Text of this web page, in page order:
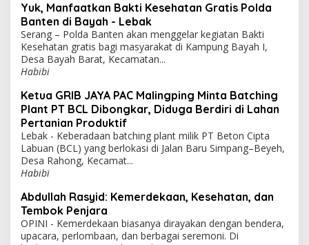
Yuk, Manfaatkan Bakti Kesehatan Gratis Polda
Banten di Bayah - Lebak
Serang – Polda Banten akan menggelar kegiatan Bakti
Kesehatan gratis bagi masyarakat di Kampung Bayah I,
Desa Bayah Barat, Kecamatan...
Habibi
Ketua GRIB JAYA PAC Malingping Minta Batching
Plant PT BCL Dibongkar, Diduga Berdiri di Lahan
Pertanian Produktif
Lebak - Keberadaan batching plant milik PT Beton Cipta
Labuan (BCL) yang berlokasi di Jalan Baru Simpang–Beyeh,
Desa Rahong, Kecamat...
Habibi
Abdullah Rasyid: Kemerdekaan, Kesehatan, dan
Tembok Penjara
OPINI - Kemerdekaan biasanya dirayakan dengan bendera,
upacara, perlombaan, dan berbagai seremoni. Di